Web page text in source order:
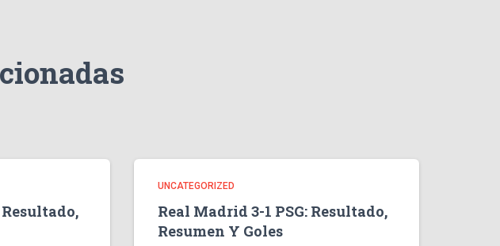
UNCATEGORIZED
Real Madrid 3-1 PSG: Resultado,
Resumen Y Goles